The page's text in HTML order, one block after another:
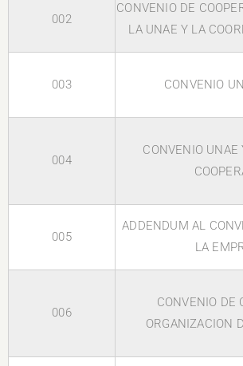
002
CONVENIO DE
LA UNAE Y LA
003 CONVENIO
004
CONVENIO UNAE
005
ADDENDUM AL
LA
006
CONVENIO DE
ORGANIZACION